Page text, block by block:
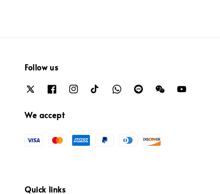
Follow us
We accept
Quick links